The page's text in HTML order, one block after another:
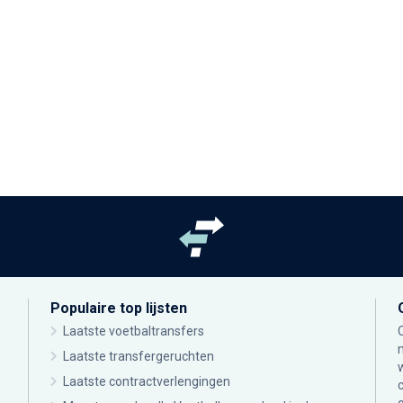
Populaire top lijsten
Laatste voetbaltransfers
Laatste transfergeruchten
Laatste contractverlengingen